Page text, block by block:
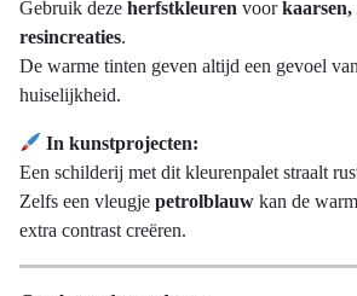
Gebruik deze herfstkleuren voor
resincreaties.
De warme tinten geven altijd een gevoel
huiselijkheid.
In kunstprojecten:
Een schilderij met dit kleurenpalet straalt
Zelfs een vleugje petrolblauw kan de
extra contrast creëren.